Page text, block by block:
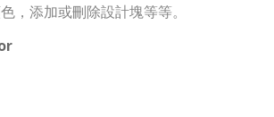
，添加或刪除設計塊等等。